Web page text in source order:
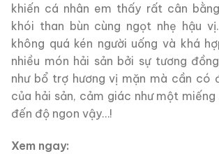
khiến cá nhân em thấy rất cân
khói than bùn cùng ngọt nhẹ hậu
không quá kén người uống và khá
nhiều món hải sản bởi sự tương
như bổ trợ hương vị mặn mà cần có
của hải sản, cảm giác như một
đến độ ngon vậy…!
Xem ngay: